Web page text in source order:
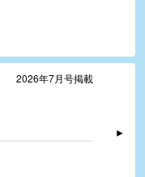
2026年7月号掲載